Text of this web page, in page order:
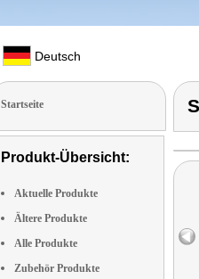
Deutsch
Startseite
Produkt-Übersicht:
Aktuelle Produkte
Ältere Produkte
Alle Produkte
Zubehör Produkte